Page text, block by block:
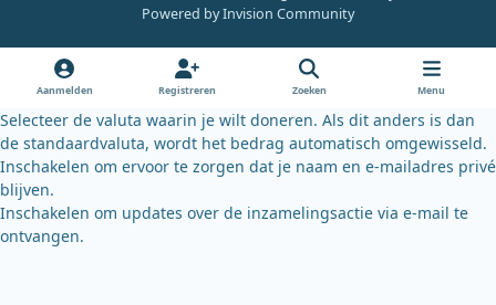
k
k
y
Powered byInvision Community
Aanmelden Registreren Zoeken Menu
Selecteer de valuta waarin je wilt doneren. Als dit anders is dan
de standaardvaluta, wordt het bedrag automatisch omgewisseld.
Inschakelen om ervoor te zorgen dat je naam en e-mailadres privé
blijven.
Inschakelen om updates over de inzamelingsactie via e-mail te
ontvangen.